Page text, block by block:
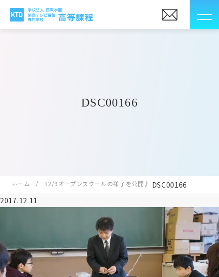
DSC00166
ホーム 12/9オープンスクールの様子を公開♪ DSC00166
2017.12.11